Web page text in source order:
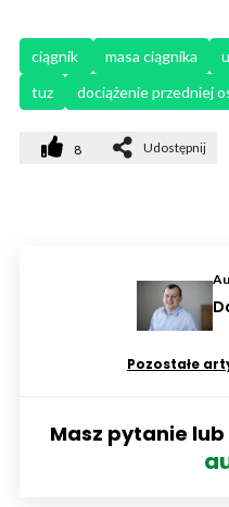
ciągnik masa ciągnika
tuz
dociążenie przedniej
8 Udostępnij
Pozostałe
Masz pytanie